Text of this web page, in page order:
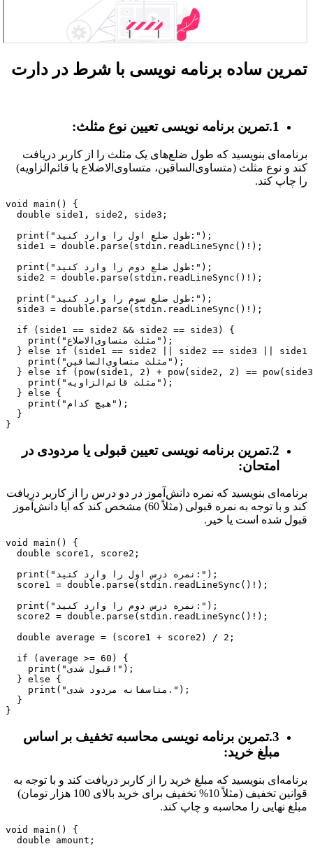
تمرین ساده برنامه نویسی با شرط در دارت
1.تمرین برنامه نویسی تعیین نوع مثلث:
برنامه‌ای بنویسید که طول ضلع‌های یک مثلث را از کاربر دریافت
کند و نوع مثلث (متساوی‌الساقین، متساوی‌الاضلاع یا قائم‌الزاویه)
را چاپ کند.
void main() {
  double side1, side2, side3;
  print("طول ضلع اول را وارد کنید:");
  side1 = double.parse(stdin.readLineSync()!);
  print("طول ضلع دوم را وارد کنید:");
  side2 = double.parse(stdin.readLineSync()!);
  print("طول ضلع سوم را وارد کنید:");
  side3 = double.parse(stdin.readLineSync()!);
  if (side1 == side2 && side2 == side3) {
    print("مثلث متساوی‌الاضلاع");
} else if (side1 == side2 || side2 == side3 || side1
    print("مثلث متساوی‌الساقین");
} else if (pow(side1, 2) + pow(side2, 2) ==
    print("مثلث قائم‌الزاویه");
  } else {
    print("هیچ کدام");
  }
2.تمرین برنامه نویسی تعیین قبولی یا مردودی در
امتحان:
برنامه‌ای بنویسید که نمره دانش‌آموز در دو درس را از کاربر دریافت
کند و با توجه به نمره قبولی (مثلاً 60) مشخص کند که آیا دانش‌آموز
قبول شده است یا خیر.
void main() {
  double score1, score2;
  print("نمره درس اول را وارد کنید:");
  score1 = double.parse(stdin.readLineSync()!);
  print("نمره درس دوم را وارد کنید:");
  score2 = double.parse(stdin.readLineSync()!);
  double average = (score1 + score2) / 2;
  if (average >= 60) {
    print("قبول شدی!");
  } else {
    print("متاسفانه مردود شدی.");
  }
3.تمرین برنامه نویسی محاسبه تخفیف بر اساس
مبلغ خرید:
برنامه‌ای بنویسید که مبلغ خرید را از کاربر دریافت کند و با توجه به
قوانین تخفیف (مثلاً 10% تخفیف برای خرید بالای 100 هزار تومان)
مبلغ نهایی را محاسبه و چاپ کند.
void main() {
  double amount;